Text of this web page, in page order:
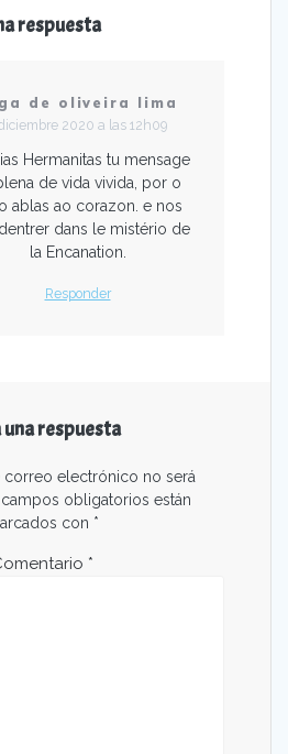
respuesta
de oliveira lima
2020 a las 12h09
Hermanitas tu mensage
de vida vivida, por o
ablas ao corazon. e nos
dans le mistério de
la Encanation.
Responder
una respuesta
electrónico no será
campos obligatorios están
con *
*